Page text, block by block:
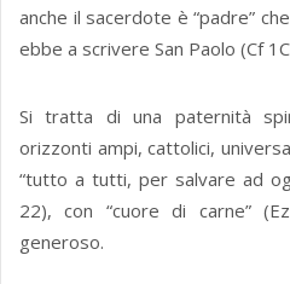
anche il sacerdote è “padre”
ebbe a scrivere San Paolo (Cf
Si tratta di una paternità
orizzonti ampi, cattolici,
“tutto a tutti, per salvare ad
22), con “cuore di carne”
generoso.